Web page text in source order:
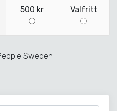
500 kr Valfritt
Sweden